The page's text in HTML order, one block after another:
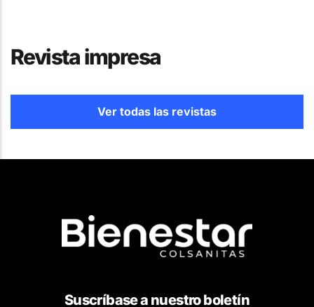
Revista impresa
Ver todas las revistas
Suscríbase a nuestro boletín